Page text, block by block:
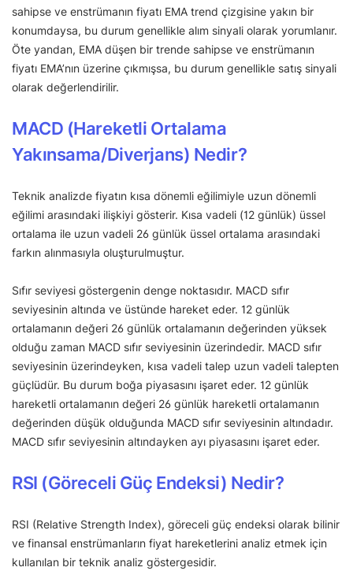
sahipse ve enstrümanın fiyatı EMA trend çizgisine yakın bir
konumdaysa, bu durum genellikle alım sinyali olarak yorumlanır.
Öte yandan, EMA düşen bir trende sahipse ve enstrümanın
fiyatı EMA’nın üzerine çıkmışsa, bu durum genellikle satış sinyali
olarak değerlendirilir.
MACD (Hareketli Ortalama
Yakınsama/Diverjans) Nedir?
Teknik analizde fiyatın kısa dönemli eğilimiyle uzun dönemli
eğilimi arasındaki ilişkiyi gösterir. Kısa vadeli (12 günlük) üssel
ortalama ile uzun vadeli 26 günlük üssel ortalama arasındaki
farkın alınmasıyla oluşturulmuştur.
Sıfır seviyesi göstergenin denge noktasıdır. MACD sıfır
seviyesinin altında ve üstünde hareket eder. 12 günlük
ortalamanın değeri 26 günlük ortalamanın değerinden yüksek
olduğu zaman MACD sıfır seviyesinin üzerindedir. MACD sıfır
seviyesinin üzerindeyken, kısa vadeli talep uzun vadeli talepten
güçlüdür. Bu durum boğa piyasasını işaret eder. 12 günlük
hareketli ortalamanın değeri 26 günlük hareketli ortalamanın
değerinden düşük olduğunda MACD sıfır seviyesinin altındadır.
MACD sıfır seviyesinin altındayken ayı piyasasını işaret eder.
RSI (Göreceli Güç Endeksi) Nedir?
RSI (Relative Strength Index), göreceli güç endeksi olarak bilinir
ve finansal enstrümanların fiyat hareketlerini analiz etmek için
kullanılan bir teknik analiz göstergesidir.